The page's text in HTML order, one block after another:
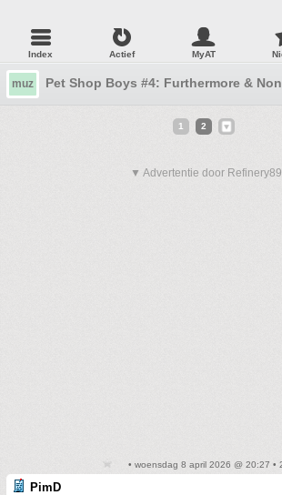
Index Actief MyAT
muz Pet Shop Boys #4: Furthermore &
1 2
▼ Advertentie door Refinery89
• woensdag 8 april 2026 @ 20:27 •
PimD